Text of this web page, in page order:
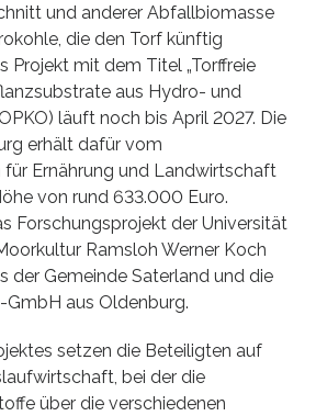
und anderer Abfallbiomasse
die den Torf künftig
Projekt mit dem Titel „Torffreie
aus Hydro- und
läuft noch bis April 2027. Die
erhält dafür vom
Ernährung und Landwirtschaft
von rund 633.000 Euro.
Forschungsprojekt der Universität
Ramsloh Werner Koch
der Gemeinde Saterland und die
GmbH aus Oldenburg.
setzen die Beteiligten auf
bei der die
über die verschiedenen